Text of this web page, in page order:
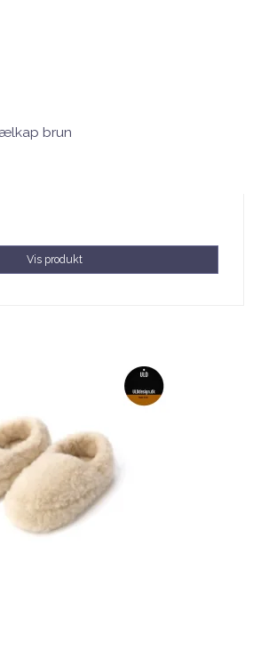
brun
Vis produkt